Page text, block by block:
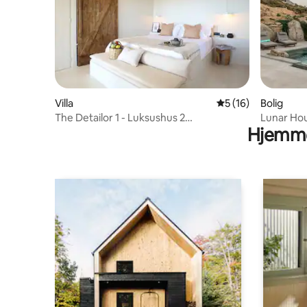
Villa 5 ud af 5 i
5 (16)
The Detailor 1 - Luksushus 2
Bolig
Lunar